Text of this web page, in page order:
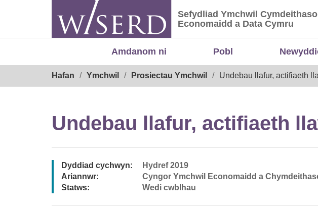
Sefydliad Ymchwil
Sefydliad Ymchwil
Economaidd a Data Cymru
Amdanom ni Pobl
Hafan Ymchwil Prosiectau Ymchwil Undebau llafur, actifiaeth
Undebau llafur, actifiaeth
Dyddiad cychwyn:
Hydref 2019
Ariannwr:
Cyngor Ymchwil Economaidd a
Statws:
Wedi cwblhau